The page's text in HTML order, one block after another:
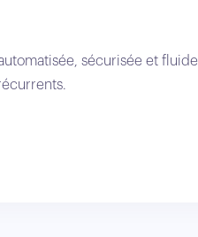
sécurisée et fluide